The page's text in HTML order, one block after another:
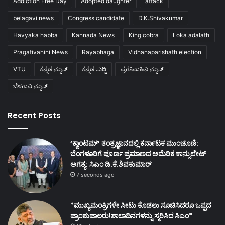
belagavi news Congress candidate D.K.Shivakumar
Havyaka habba Kannada News King cobra Loka adalath
Pragativahini News Rayabhaga Vidhanaparishath election
VTU ಕನ್ನಡ ನ್ಯೂಸ್ ಕನ್ನಡ ಸುದ್ದಿ ಪ್ರಗತಿವಾಹಿನಿ ನ್ಯೂಸ್
ಬೆಳಗಾವಿ ನ್ಯೂಸ್
Recent Posts
‘ಕ್ವಾಂಟಮ್’ ತಂತ್ರಜ್ಞಾನದಲ್ಲಿ ಕರ್ನಾಟಕ ಮುಂಚೂಣಿ:
ಬೆಂಗಳೂರಿಗೆ ಪೂರ್ಣ ಪ್ರಮಾಣದ ಅಮೆರಿಕ ಕಾನ್ಸುಲೇಟ್
ಅಗತ್ಯ: ಸಿಎಂ ಡಿ.ಕೆ.ಶಿವಕುಮಾರ್
7 seconds ago
*ಮುಖ್ಯಮಂತ್ರಿಗಳೇ ಸೀಟು ಕೊಡಲು ಸೂಚಿಸಿದರೂ ಒಪ್ಪದ
ಪ್ರಾಂಶುಪಾಲರು!ಶಾಲಾದಿನಗಳನ್ನು ಸ್ಮರಿಸಿದ ಸಿಎಂ*